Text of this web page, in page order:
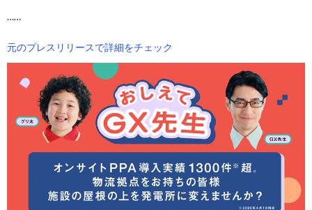
……
元のプレスリリースで詳細をチェック